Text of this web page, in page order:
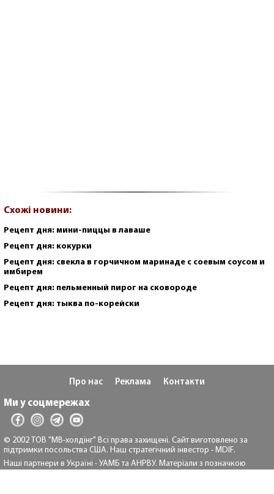
Схожі новини:
Рецепт дня: мини-пиццы в лаваше
Рецепт дня: кокурки
Рецепт дня: свекла в горчичном маринаде с соевым соусом и
имбирем
Рецепт дня: пельменный пирог на сковороде
Рецепт дня: тыква по-корейски
Про нас Реклама Контакти
Ми у соцмережах
© 2002 ТОВ "МВ-холдінг" Всі права захищені. Сайт виготовлено за
підтримки посольства США. Наш стратегічний інвестор - MDIF.
Наші партнери в Україні - УАМБ та АНРВУ. Матеріали з позначкою